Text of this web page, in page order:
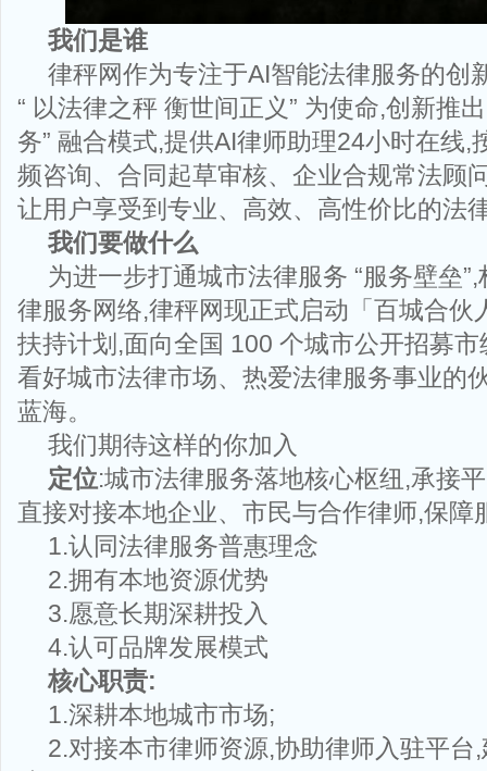
我们是谁
律秤网作为专注于AI智能法律服务的创
“ 以法律之秤 衡世间正义” 为使命,创新推
务” 融合模式,提供AI律师助理24小时在线,
频咨询、合同起草审核、企业合规常法顾
让用户享受到专业、高效、高性价比的法
我们要做什么
为进一步打通城市法律服务 “服务壁垒
律服务网络,律秤网现正式启动「百城合伙
扶持计划,面向全国 100 个城市公开招募
看好城市法律市场、热爱法律服务事业的
蓝海。
我们期待这样的你加入
定位:城市法律服务落地核心枢纽,承接
直接对接本地企业、市民与合作律师,保
1.认同法律服务普惠理念
2.拥有本地资源优势
3.愿意长期深耕投入
4.认可品牌发展模式
核心职责:
1.深耕本地城市市场;
2.对接本市律师资源,协助律师入驻平台